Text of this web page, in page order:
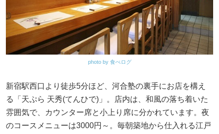
photo by 食べログ
新宿駅西口より徒歩5分ほど、河合塾の裏手にお店を構え
る「天ぷら 天秀(てんひで)」。店内は、和風の落ち着いた
雰囲気で、カウンター席と小上り席に分かれています。夜
のコースメニューは3000円～。毎朝築地から仕入れる江戸